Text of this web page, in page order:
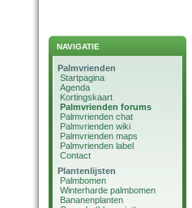
NAVIGATIE
Palmvrienden
Startpagina
Agenda
Kortingskaart
Palmvrienden forums
Palmvrienden chat
Palmvrienden wiki
Palmvrienden maps
Palmvrienden label
Contact
Plantenlijsten
Palmbomen
Winterharde palmbomen
Bananenplanten